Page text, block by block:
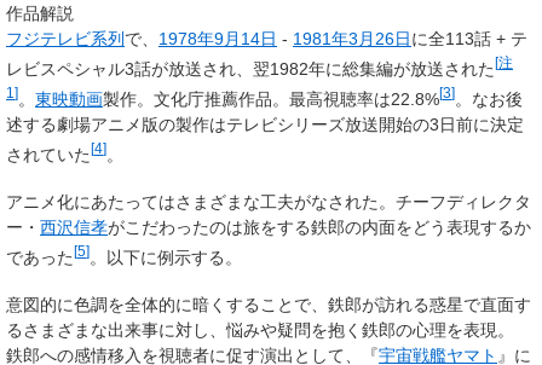
作品解説
フジテレビ系列 で、 1978年9月14日 - 1981年3月26日に全113話 + テ
レビスペシャル3話が放送され、翌1982年に総集編が放送された [注
1 ]。 東映動画製作。文化庁推薦作品。最高視聴率は22.8%[3]。なお後
述する劇場アニメ版の製作はテレビシリーズ放送開始の3日前に決定
されていた[4]
アニメ化にあたってはさまざまな工夫がなされた。チーフディレクタ
ー・ 西沢信孝がこだわったのは旅をする鉄郎の内面をどう表現するか
であった[5]。以下に例示する。
意図的に色調を全体的に暗くすることで、鉄郎が訪れる惑星で直面す
るさまざまな出来事に対し、悩みや疑問を抱く鉄郎の心理を表現。
鉄郎への感情移入を視聴者に促す演出として、『宇宙戦艦ヤマト 』に